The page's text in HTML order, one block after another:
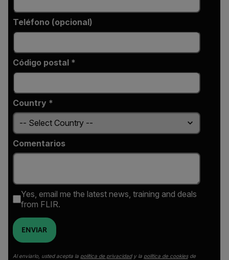
Teléfono (opcional)
Código postal *
Country *
Comentarios
Yes, email me the latest news, training and deals
from FLIR.
ENVIAR
Al enviarlo, usted acepta la política de privacidady la política de cookiesde